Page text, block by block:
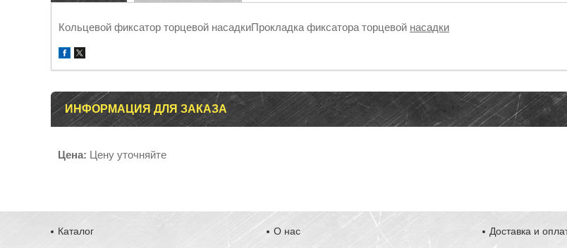
Кольцевой фиксатор торцевой насадкиПрокладка фиксатора торцевой насадки
ИНФОРМАЦИЯ ДЛЯ ЗАКАЗА
Цена: Цену уточняйте
Каталог О нас Доставка и